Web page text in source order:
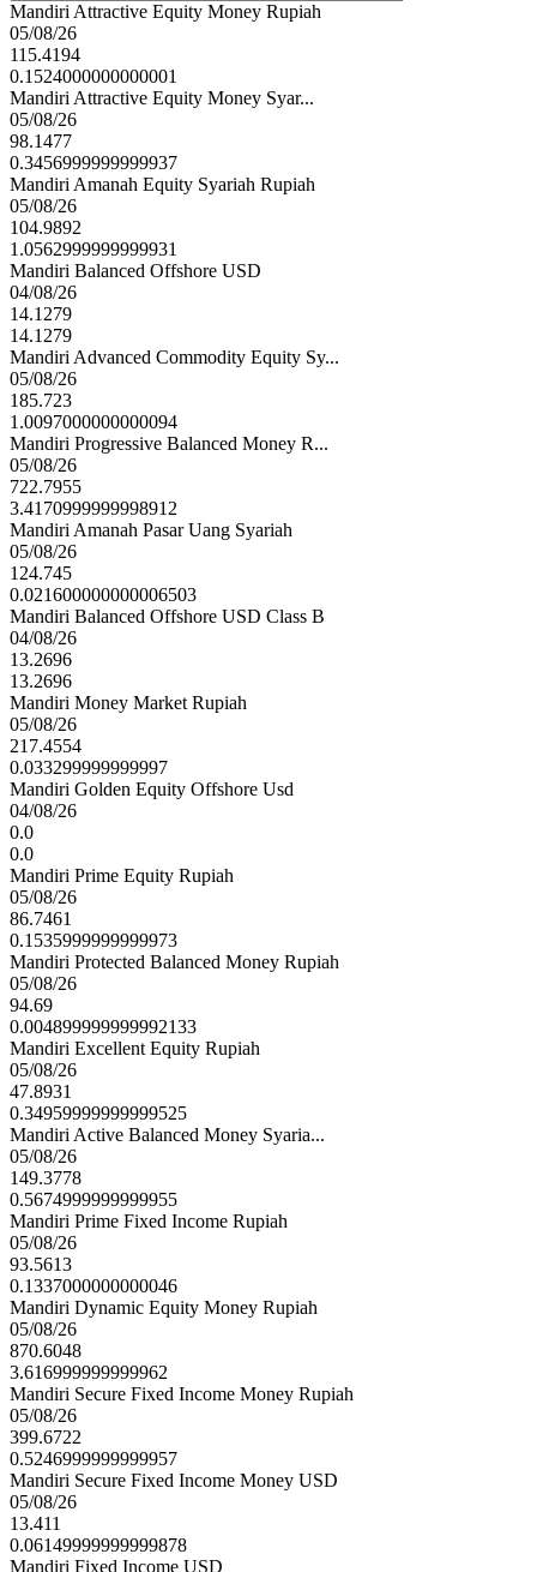
Mandiri Attractive Equity Money Rupiah
05/08/26
115.4194
0.1524000000000001
Mandiri Attractive Equity Money Syar...
05/08/26
98.1477
0.3456999999999937
Mandiri Amanah Equity Syariah Rupiah
05/08/26
104.9892
1.0562999999999931
Mandiri Balanced Offshore USD
04/08/26
14.1279
14.1279
Mandiri Advanced Commodity Equity Sy...
05/08/26
185.723
1.0097000000000094
Mandiri Progressive Balanced Money R...
05/08/26
722.7955
3.4170999999998912
Mandiri Amanah Pasar Uang Syariah
05/08/26
124.745
0.021600000000006503
Mandiri Balanced Offshore USD Class B
04/08/26
13.2696
13.2696
Mandiri Money Market Rupiah
05/08/26
217.4554
0.033299999999997
Mandiri Golden Equity Offshore Usd
04/08/26
0.0
0.0
Mandiri Prime Equity Rupiah
05/08/26
86.7461
0.1535999999999973
Mandiri Protected Balanced Money Rupiah
05/08/26
94.69
0.004899999999992133
Mandiri Excellent Equity Rupiah
05/08/26
47.8931
0.34959999999999525
Mandiri Active Balanced Money Syaria...
05/08/26
149.3778
0.5674999999999955
Mandiri Prime Fixed Income Rupiah
05/08/26
93.5613
0.1337000000000046
Mandiri Dynamic Equity Money Rupiah
05/08/26
870.6048
3.616999999999962
Mandiri Secure Fixed Income Money Rupiah
05/08/26
399.6722
0.5246999999999957
Mandiri Secure Fixed Income Money USD
05/08/26
13.411
0.06149999999999878
Mandiri Fixed Income USD